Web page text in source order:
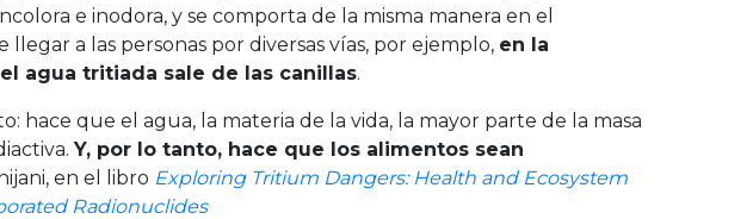
e inodora, y se comporta de la misma manera en el
a las personas por diversas vías, por ejemplo, en la
agua tritiada sale de las canillas.
hace que el agua, la materia de la vida, la mayor parte de la masa
Y, por lo tanto, hace que los alimentos sean
en el libro Exploring Tritium Dangers: Health and Ecosystem
Radionuclides